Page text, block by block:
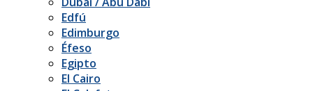
Edfú
Edimburgo
Éfeso
Egipto
El Cairo